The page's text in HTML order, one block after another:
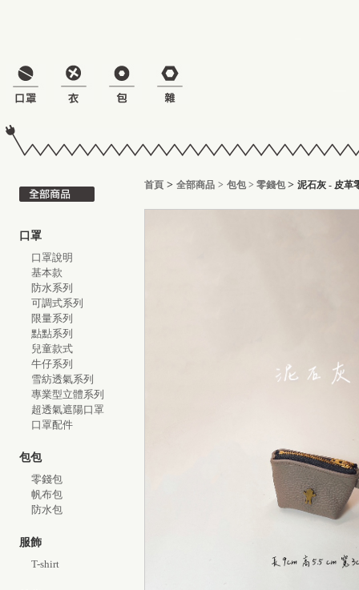
口罩
口罩說明
基本款
防水系列
可調式系列
限量系列
點點系列
兒童款式
牛仔系列
雪紡透氣系列
專業型立體系列
超透氣遮陽口罩
口罩配件
包包
零錢包
帆布包
防水包
服飾
T-shirt
首頁 > 全部商品 > 包包 > 零錢包 > 泥石灰 - 皮革